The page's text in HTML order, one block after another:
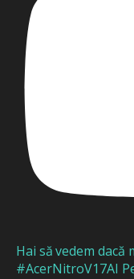
Hai să vedem
#AcerNitroV17AI